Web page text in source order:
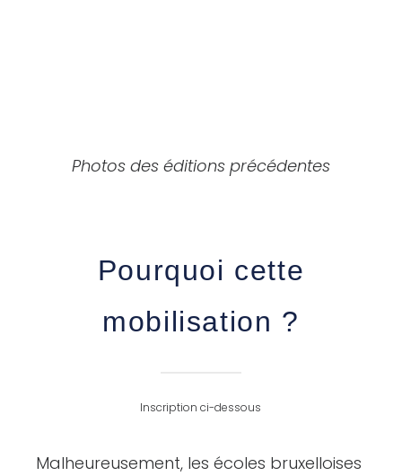
Photos des éditions précédentes
Pourquoi cette
mobilisation ?
Inscription ci-dessous
Malheureusement, les écoles bruxelloises